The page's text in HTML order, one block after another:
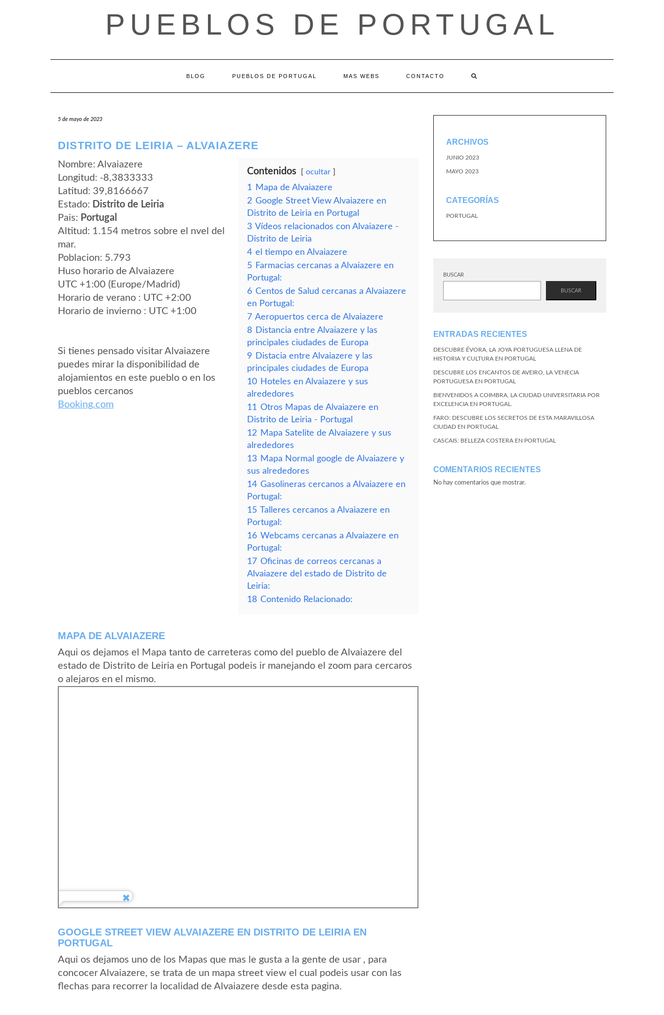
PUEBLOS DE PORTUGAL
BLOG PUEBLOS DE PORTUGAL MAS WEBS CONTACTO
5 de mayo de 2023
DISTRITO DE LEIRIA – ALVAIAZERE
Nombre: Alvaiazere
Longitud: -8,3833333
Latitud: 39,8166667
Estado: Distrito de Leiria
Pais: Portugal
Altitud: 1.154 metros sobre el nvel del
mar.
Poblacion: 5.793
Huso horario de Alvaiazere
UTC +1:00 (Europe/Madrid)
Horario de verano : UTC +2:00
Horario de invierno : UTC +1:00
Si tienes pensado visitar Alvaiazere
puedes mirar la disponibilidad de
alojamientos en este pueblo o en los
pueblos cercanos
Booking.com
Contenidos ocultar
1
Mapa de Alvaiazere
2 Google Street View Alvaiazere en
Distrito de Leiria en Portugal
3 Vídeos relacionados con Alvaiazere -
Distrito de Leiria
4 el tiempo en Alvaiazere
5 Farmacias cercanas a Alvaiazere en
Portugal:
6 Centos de Salud cercanas a Alvaiazere
en Portugal:
7 Aeropuertos cerca de Alvaiazere
8 Distancia entre Alvaiazere y las
principales ciudades de Europa
9 Distacia entre Alvaiazere y las
principales ciudades de Europa
10 Hoteles en Alvaiazere y sus
alrededores
11 Otros Mapas de Alvaiazere en
Distrito de Leiria - Portugal
12 Mapa Satelite de Alvaiazere y sus
alrededores
13 Mapa Normal google de Alvaiazere y
sus alrededores
14 Gasolineras cercanos a Alvaiazere en
Portugal:
15 Talleres cercanos a Alvaiazere en
Portugal:
16 Webcams cercanas a Alvaiazere en
Portugal:
17 Oficinas de correos cercanas a
Alvaiazere del estado de Distrito de
Leiria:
18 Contenido Relacionado:
MAPA DE ALVAIAZERE
Aqui os dejamos el Mapa tanto de carreteras como del pueblo de Alvaiazere del
estado de Distrito de Leiria en Portugal podeis ir manejando el zoom para cercaros
o alejaros en el mismo.
GOOGLE STREET VIEW ALVAIAZERE EN DISTRITO DE LEIRIA EN
PORTUGAL
Aqui os dejamos uno de los Mapas que mas le gusta a la gente de usar , para
concocer Alvaiazere, se trata de un mapa street view el cual podeis usar con las
flechas para recorrer la localidad de Alvaiazere desde esta pagina.
ARCHIVOS
JUNIO 2023
MAYO 2023
CATEGORÍAS
PORTUGAL
BUSCAR
BUSCAR
ENTRADAS RECIENTES
DESCUBRE ÉVORA, LA JOYA PORTUGUESA LLENA DE
HISTORIA Y CULTURA EN PORTUGAL
DESCUBRE LOS ENCANTOS DE AVEIRO, LA VENECIA
PORTUGUESA EN PORTUGAL
BIENVENIDOS A COIMBRA, LA CIUDAD UNIVERSITARIA POR
EXCELENCIA EN PORTUGAL.
FARO: DESCUBRE LOS SECRETOS DE ESTA MARAVILLOSA
CIUDAD EN PORTUGAL
CASCAIS: BELLEZA COSTERA EN PORTUGAL
COMENTARIOS RECIENTES
No hay comentarios que mostrar.